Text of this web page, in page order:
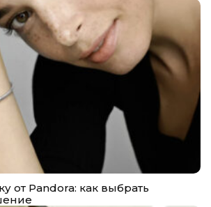
от Pandora: как выбрать